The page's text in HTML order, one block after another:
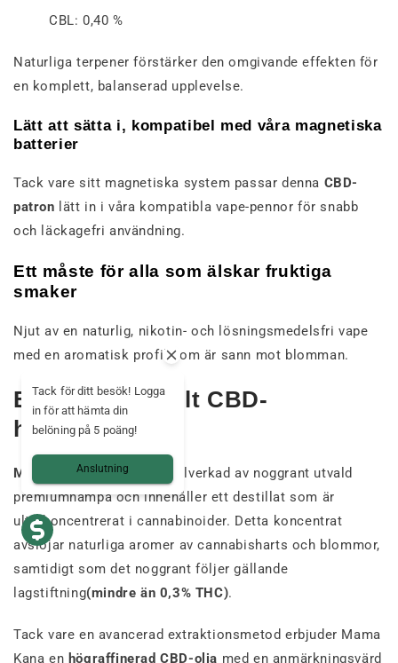
CBL: 0,40 %
Naturliga terpener förstärker den omgivande effekten för
en komplett, balanserad upplevelse.
Lätt att sätta i, kompatibel med våra magnetiska
batterier
Tack vare sitt magnetiska system passar denna CBD-
patron lätt in i våra kompatibla vape-pennor för snabb
och läckagefri användning.
Ett måste för alla som älskar fruktiga
smaker
Njut av en naturlig, nikotin- och lösningsmedelsfri vape
med en aromatisk profil som är sann mot blomman.
Ett exceptionellt CBD-
hampaextrakt
Mama Kana CBD Pen
är tillverkad av noggrant utvald
premiumhampa och innehåller ett destillat som är
ultrakoncentrerat i cannabinoider. Detta koncentrat
avslöjar naturliga aromer av cannabisharts och blommor,
samtidigt som det noggrant följer gällande
lagstiftning(mindre än 0,3% THC).
Tack vare en avancerad extraktionsmetod erbjuder Mama
Kana en högraffinerad CBD-olja med en anmärkningsvärd
Tack för ditt besök! Logga
in för att hämta din
belöning på 5 poäng!
Anslutning